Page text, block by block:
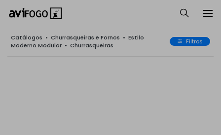
Catálogos • Churrasqueiras e Fornos • Estilo
Moderno Modular • Churrasqueiras Filtros